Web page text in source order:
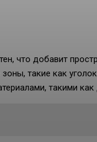
что добавит
такие как
такими как